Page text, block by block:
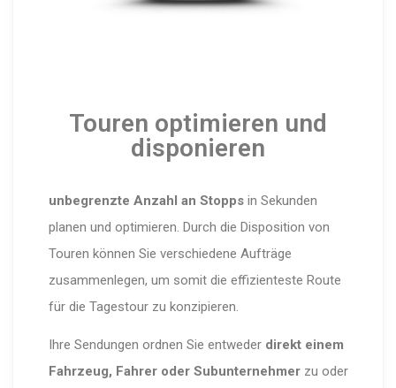
Touren optimieren und
disponieren
unbegrenzte Anzahl an Stoppsin Sekunden
planen und optimieren. Durch die Disposition von
Touren können Sie verschiedene Aufträge
zusammenlegen, um somit die effizienteste Route
für die Tagestour zu konzipieren.
Ihre Sendungen ordnen Sie entweder direkt einem
Fahrzeug, Fahrer oder Subunternehmerzu oder